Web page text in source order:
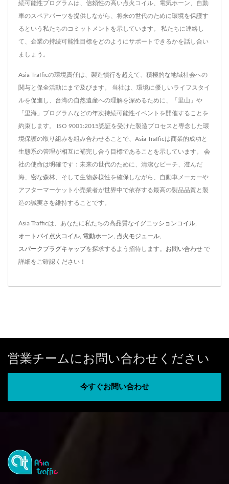
続可能性プログラムは、信頼性の高い点火コイル、電気ホーン、自動
車のスペアパーツを提供しながら、将来の世代のために環境を保護す
るという私たちのコミットメントを示しています。 私たちに連絡し
て、企業の持続可能性目標をどのようにサポートできるかを話し合い
ましょう。
Asia Trafficの環境責任は、製造慣行を超えて、積極的な地域社会への
関与と保全活動にまで及びます。 当社は、環境に優しいライフスタイ
ルを促進し、台湾の自然遺産への理解を深めるために、「里山」や
「里海」プログラムなどの年次持続可能性イベントを開催することを
約束します。 ISO 9001:2015認証を受けた製造プロセスと専念した環
境保護の取り組みを組み合わせることで、Asia Trafficは商業的成功と
生態系の管理が相互に補完し合う目標であることを示しています。 会
社の使命は明確です：未来の世代のために、清潔なビーチ、澄んだ
海、密な森林、そして生物多様性を確保しながら、自動車メーカーや
アフターマーケット小売業者が世界中で依存する最高の製品品質と製
造の誠実さを維持することです。
Asia Trafficは、あなたに私たちの高品質なイグニッションコイル
オートバイ点火コイル 電動ホーン 点火モジュール
スパークプラグキャップを探求するよう招待します。 お問い合わせ で
詳細をご確認ください！
営業チームにお問い合わせください
今すぐお問い合わせ